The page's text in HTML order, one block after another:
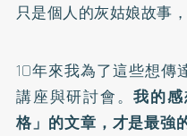
只是個人的灰姑娘故事
10年來我為了這些想傳
講座與研討會。我的
格」的文章，才是最強